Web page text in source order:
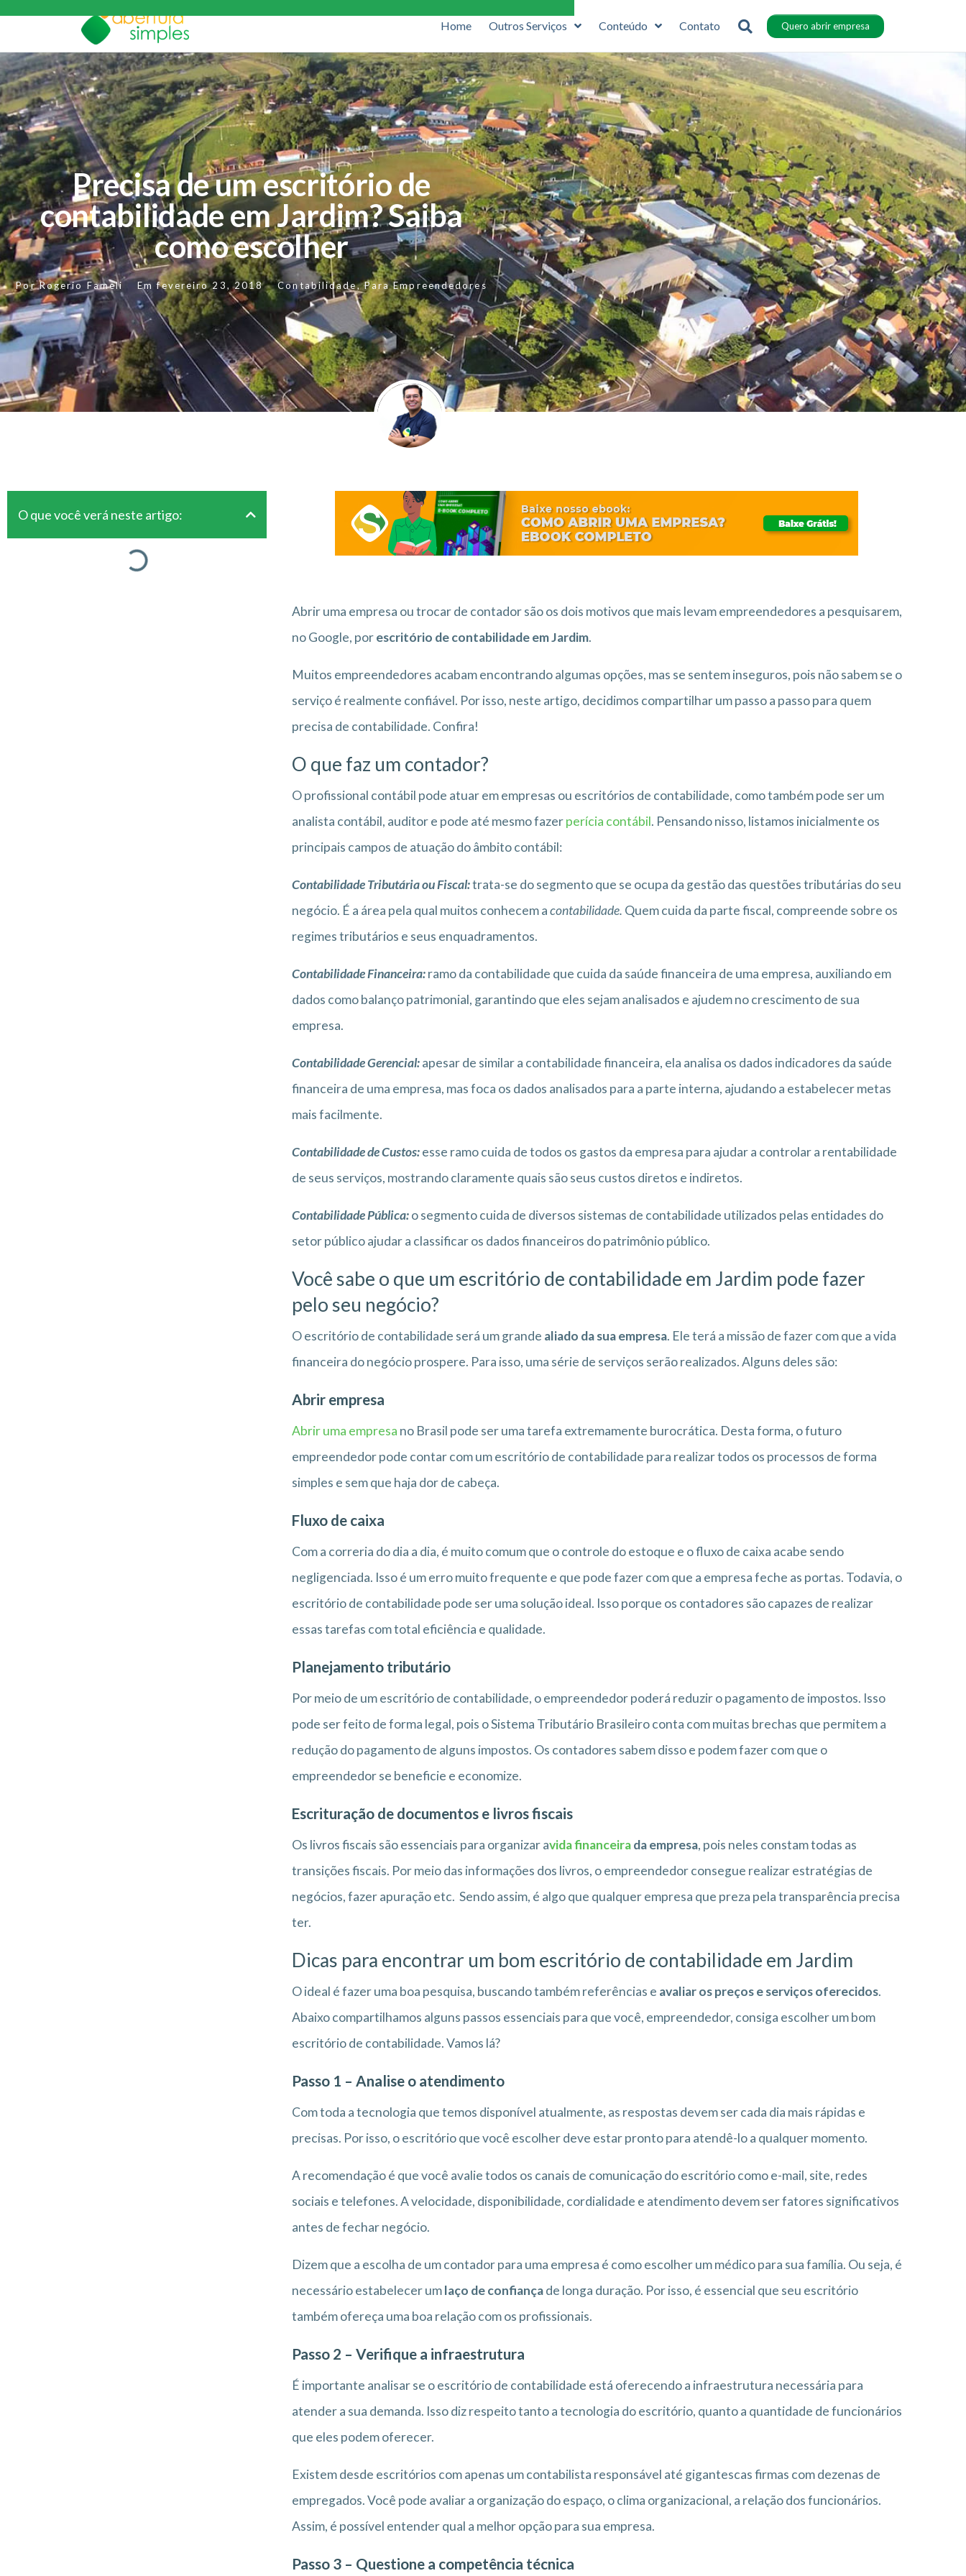
Home Outros Serviços Conteúdo Contato Quero abrir empresa
Precisa de um escritório de
contabilidade em Jardim? Saiba
como escolher
PorRogerio Fameli Em fevereiro 23, 2018 Contabilidade,Para Empreendedores
O que você verá neste artigo:
Abrir uma empresa ou trocar de contador são os dois motivos que mais levam empreendedores a pesquisarem,
no Google, porescritório de contabilidade em Jardim.
Muitos empreendedores acabam encontrando algumas opções, mas se sentem inseguros, pois não sabem se o
serviço é realmente confiável. Por isso, neste artigo, decidimos compartilhar um passo a passo para quem
precisa de contabilidade. Confira!
O que faz um contador?
O profissional contábil pode atuar em empresas ou escritórios de contabilidade, como também pode ser um
analista contábil, auditor e pode até mesmo fazerperícia contábil. Pensando nisso, listamos inicialmente os
principais campos de atuação do âmbito contábil:
Contabilidade Tributária ou Fiscal:trata-se do segmento que se ocupa da gestão das questões tributárias do seu
negócio. É a área pela qual muitos conhecem acontabilidade. Quem cuida da parte fiscal, compreende sobre os
regimes tributários e seus enquadramentos.
Contabilidade Financeira:ramo da contabilidade que cuida da saúde financeira de uma empresa, auxiliando em
dados como balanço patrimonial, garantindo que eles sejam analisados e ajudem no crescimento de sua
empresa.
Contabilidade Gerencial:apesar de similar a contabilidade financeira, ela analisa os dados indicadores da saúde
financeira de uma empresa, mas foca os dados analisados para a parte interna, ajudando a estabelecer metas
mais facilmente.
Contabilidade de Custos:esse ramo cuida de todos os gastos da empresa para ajudar a controlar a rentabilidade
de seus serviços, mostrando claramente quais são seus custos diretos e indiretos.
Contabilidade Pública:o segmento cuida de diversos sistemas de contabilidade utilizados pelas entidades do
setor público ajudar a classificar os dados financeiros do patrimônio público.
Você sabe o que um escritório de contabilidade em Jardim pode fazer
pelo seu negócio?
O escritório de contabilidade será um grande aliado da sua empresa. Ele terá a missão de fazer com que a vida
financeira do negócio prospere. Para isso, uma série de serviços serão realizados. Alguns deles são:
Abrir empresa
Abrir uma empresa no Brasil pode ser uma tarefa extremamente burocrática. Desta forma, o futuro
empreendedor pode contar com um escritório de contabilidade para realizar todos os processos de forma
simples e sem que haja dor de cabeça.
Fluxo de caixa
Com a correria do dia a dia, é muito comum que o controle do estoque e o fluxo de caixa acabe sendo
negligenciada. Isso é um erro muito frequente e que pode fazer com que a empresa feche as portas. Todavia, o
escritório de contabilidade pode ser uma solução ideal. Isso porque os contadores são capazes de realizar
essas tarefas com total eficiência e qualidade.
Planejamento tributário
Por meio de um escritório de contabilidade, o empreendedor poderá reduzir o pagamento de impostos. Isso
pode ser feito de forma legal, pois o Sistema Tributário Brasileiro conta com muitas brechas que permitem a
redução do pagamento de alguns impostos. Os contadores sabem disso e podem fazer com que o
empreendedor se beneficie e economize.
Escrituração de documentos e livros fiscais
Os livros fiscais são essenciais para organizar avida financeirada empresa, pois neles constam todas as
transições fiscais. Por meio das informações dos livros, o empreendedor consegue realizar estratégias de
negócios, fazer apuração etc. Sendo assim, é algo que qualquer empresa que preza pela transparência precisa
ter.
Dicas para encontrar um bom escritório de contabilidade em Jardim
O ideal é fazer uma boa pesquisa, buscando também referências e avaliar os preços e serviços oferecidos.
Abaixo compartilhamos alguns passos essenciais para que você, empreendedor, consiga escolher um bom
escritório de contabilidade. Vamos lá?
Passo 1 – Analise o atendimento
Com toda a tecnologia que temos disponível atualmente, as respostas devem ser cada dia mais rápidas e
precisas. Por isso, o escritório que você escolher deve estar pronto para atendê-lo a qualquer momento.
A recomendação é que você avalie todos os canais de comunicação do escritório como e-mail, site, redes
sociais e telefones. A velocidade, disponibilidade, cordialidade e atendimento devem ser fatores significativos
antes de fechar negócio.
Dizem que a escolha de um contador para uma empresa é como escolher um médico para sua família. Ou seja, é
necessário estabelecer umlaço de confiançade longa duração. Por isso, é essencial que seu escritório
também ofereça uma boa relação com os profissionais.
Passo 2 – Verifique a infraestrutura
É importante analisar se o escritório de contabilidade está oferecendo a infraestrutura necessária para
atender a sua demanda. Isso diz respeito tanto a tecnologia do escritório, quanto a quantidade de funcionários
que eles podem oferecer.
Existem desde escritórios com apenas um contabilista responsável até gigantescas firmas com dezenas de
empregados. Você pode avaliar a organização do espaço, o clima organizacional, a relação dos funcionários.
Assim, é possível entender qual a melhor opção para sua empresa.
Passo 3 – Questione a competência técnica